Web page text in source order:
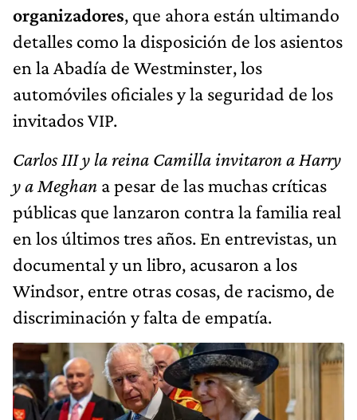
organizadores, que ahora están ultimando
detalles como la disposición de los asientos
en la Abadía de Westminster, los
automóviles oficiales y la seguridad de los
invitados VIP.
Carlos III y la reina Camilla invitaron a Harry
y a Meghan a pesar de las muchas críticas
públicas que lanzaron contra la familia real
en los últimos tres años. En entrevistas, un
documental y un libro, acusaron a los
Windsor, entre otras cosas, de racismo, de
discriminación y falta de empatía.